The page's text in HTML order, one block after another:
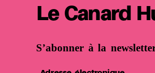
Le Canard
S’abonner à la